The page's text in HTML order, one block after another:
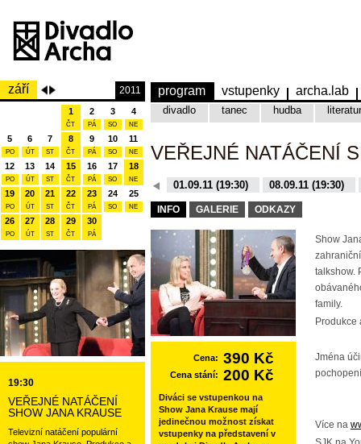
září 2011
1
ČT
2
PÁ
3
SO
4
NE
5
PO
6
ÚT
7
ST
8
ČT
9
PÁ
10
SO
11
NE
12
PO
13
ÚT
14
ST
15
ČT
16
PÁ
17
SO
18
NE
19
PO
20
ÚT
21
ST
22
ČT
23
PÁ
24
SO
25
NE
26
PO
27
ÚT
28
ST
29
ČT
30
PÁ
19:30
VEŘEJNÉ NATÁČENÍ
SHOW JANA KRAUSE
Televizní natáčení populární
program vstupenky archa.lab
divadlo tanec hudba
VEŘEJNÉ NATÁČENÍ
08.12.15 (19:30) 01.09.11 (19:30)
08.09.11 (19:30)
10.11.15 (19:30)
16.11.15 (19:30)
INFO GALERIE ODKAZY
Show
talkshow.
family.
Produkce
Jména
Více na
Cena: 390 Kč
Cena stání: 200 Kč
Diváci se vstupenkou na
Show Jana Krause mají
jedinečnou možnost získat
vstupenky na představení v